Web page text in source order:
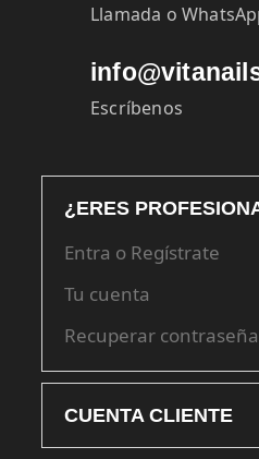
Llamada o
Escríbenos
¿ERES
Entra o Regístrate
Tu cuenta
Recuperar contraseña
CUENTA CLIENTE